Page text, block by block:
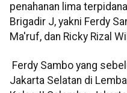
penahanan lima
Brigadir J, yakni Ferdy
Ma'ruf, dan Ricky Rizal
Ferdy Sambo yang
Jakarta Selatan di